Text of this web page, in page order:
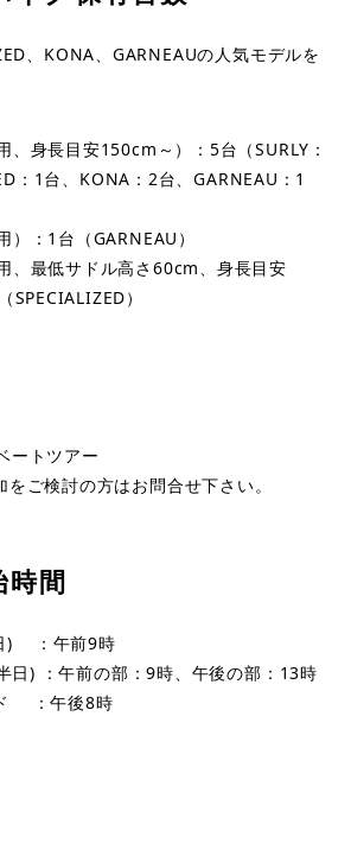
、KONA、GARNEAUの人気モデルを
、身長目安150cm～）：5台（SURLY：
：1台、KONA：2台、GARNEAU：1
：1台（GARNEAU）
、最低サドル高さ60cm、身長目安
）
ートツアー
ご検討の方はお問合せ下さい。
時間
) ：午前9時
日) ：午前の部：9時、午後の部：13時
：午後8時